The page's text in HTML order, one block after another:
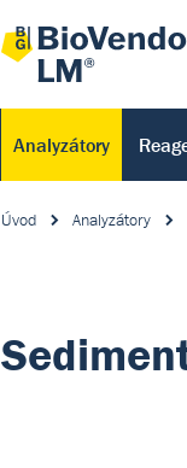
Analyzátory
Úvod Analyzátory